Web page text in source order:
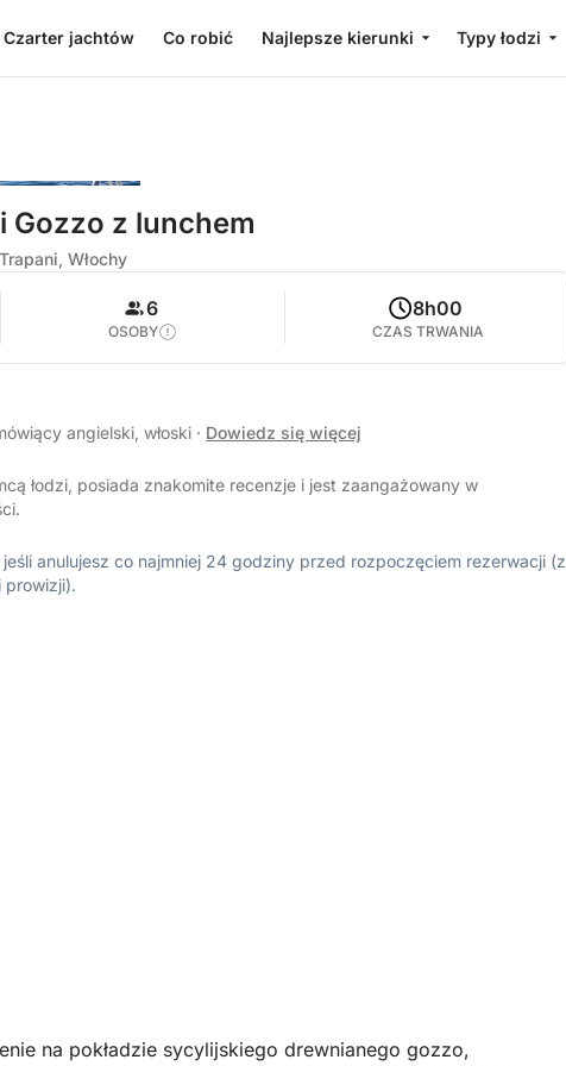
Czarter jachtów Co robić Najlepsze kierunki Typy łodzi
Gozzo z lunchem
Włochy
6
OSOBY
8h00
CZAS TRWANIA
angielski, włoski · Dowiedz się więcej
łodzi, posiada znakomite recenzje i jest zaangażowany w
anulujesz co najmniej 24 godziny przed rozpoczęciem rezerwacji (z
prowizji).
na pokładzie sycylijskiego drewnianego gozzo,